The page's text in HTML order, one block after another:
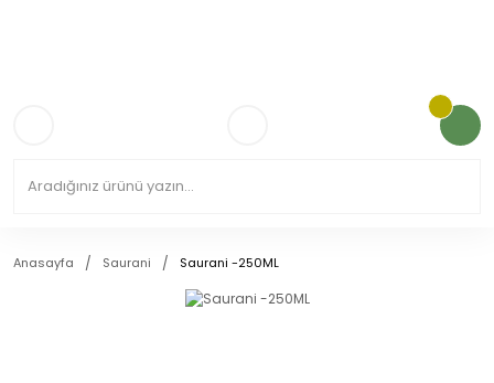
Anasayfa Saurani Saurani -250ML